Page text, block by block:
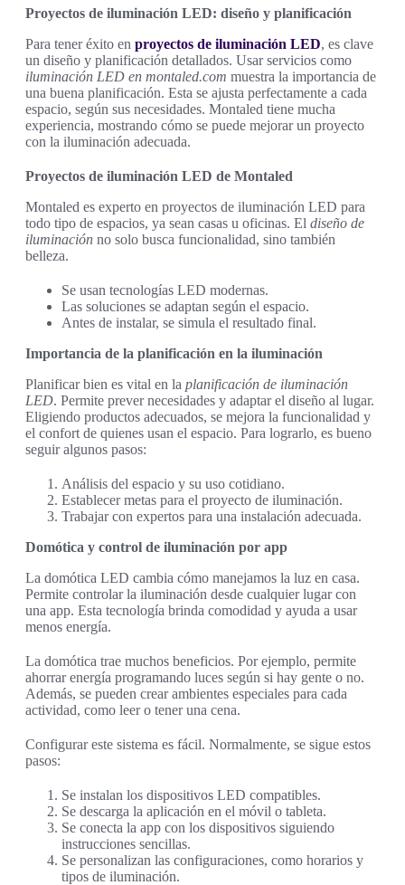
Proyectos de iluminación LED: diseño y planificación
Para tener éxito en proyectos de iluminación LED, es clave
un diseño y planificación detallados. Usar servicios como
iluminación LED en montaled.com muestra la importancia de
una buena planificación. Esta se ajusta perfectamente a cada
espacio, según sus necesidades. Montaled tiene mucha
experiencia, mostrando cómo se puede mejorar un proyecto
con la iluminación adecuada.
Proyectos de iluminación LED de Montaled
Montaled es experto en proyectos de iluminación LED para
todo tipo de espacios, ya sean casas u oficinas. El diseño de
iluminación no solo busca funcionalidad, sino también
belleza.
Se usan tecnologías LED modernas.
Las soluciones se adaptan según el espacio.
Antes de instalar, se simula el resultado final.
Importancia de la planificación en la iluminación
Planificar bien es vital en la planificación de iluminación
LED. Permite prever necesidades y adaptar el diseño al lugar.
Eligiendo productos adecuados, se mejora la funcionalidad y
el confort de quienes usan el espacio. Para lograrlo, es bueno
seguir algunos pasos:
Análisis del espacio y su uso cotidiano.
Establecer metas para el proyecto de iluminación.
Trabajar con expertos para una instalación adecuada.
Domótica y control de iluminación por app
La domótica LED cambia cómo manejamos la luz en casa.
Permite controlar la iluminación desde cualquier lugar con
una app. Esta tecnología brinda comodidad y ayuda a usar
menos energía.
La domótica trae muchos beneficios. Por ejemplo, permite
ahorrar energía programando luces según si hay gente o no.
Además, se pueden crear ambientes especiales para cada
actividad, como leer o tener una cena.
Configurar este sistema es fácil. Normalmente, se sigue estos
pasos:
Se instalan los dispositivos LED compatibles.
Se descarga la aplicación en el móvil o tableta.
Se conecta la app con los dispositivos siguiendo
instrucciones sencillas.
Se personalizan las configuraciones, como horarios y
tipos de iluminación.